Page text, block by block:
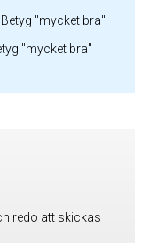
"mycket bra"
"mycket bra"
redo att skickas